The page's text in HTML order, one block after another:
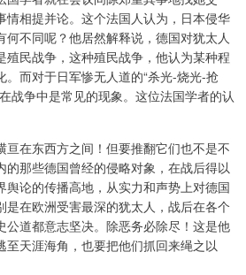
情相提并论。这个法国人认为，日本侵华
何不同呢？他居然解释说，德国对犹太人
殖民战争，这种殖民战争，他认为某种程
。而对于日军惨无人道的“杀光-烧光-抢
战争中是常见的现象。这位法国学者的认
亘在东西方之间！但要推翻它们也不是不
的那些德国曾经的侵略对象，在战后得以
舆论的传播高地，从实力和声势上对德国
是在欧洲受害最深的犹太人，战后在各个
公道都意志坚决。除恶务必除尽！这是他
至天涯海角，也要把他们抓回来绳之以